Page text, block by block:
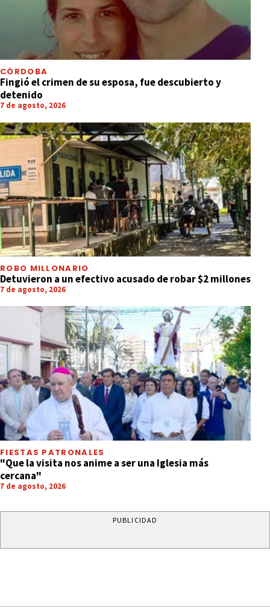
CÓRDOBA
Fingió el crimen de su esposa, fue descubierto y
detenido
7 de agosto, 2026
ROBO MILLONARIO
Detuvieron a un efectivo acusado de robar $2 millones
7 de agosto, 2026
FIESTAS PATRONALES
"Que la visita nos anime a ser una Iglesia más
cercana"
7 de agosto, 2026
PUBLICIDAD